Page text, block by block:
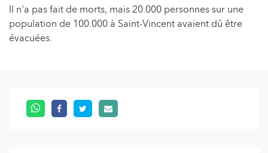
Il n'a pas fait de morts, mais 20.000 personnes sur une
population de 100.000 à Saint-Vincent avaient dû être
évacuées.